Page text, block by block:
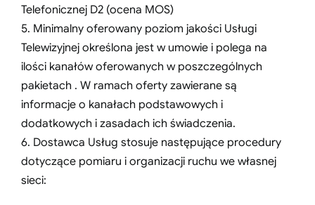
Telefonicznej D2 (ocena MOS)
5. Minimalny oferowany poziom jakości Usługi
Telewizyjnej określona jest w umowie i polega na
ilości kanałów oferowanych w poszczególnych
pakietach . W ramach oferty zawierane są
informacje o kanałach podstawowych i
dodatkowych i zasadach ich świadczenia.
6. Dostawca Usług stosuje następujące procedury
dotyczące pomiaru i organizacji ruchu we własnej
sieci: